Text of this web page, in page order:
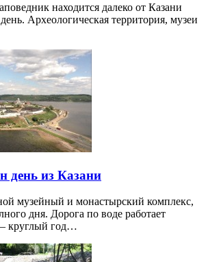
находится далеко от Казани
Археологическая территория, музеи
день из Казани
музейный и монастырский комплекс,
дня. Дорога по воде работает
круглый год…